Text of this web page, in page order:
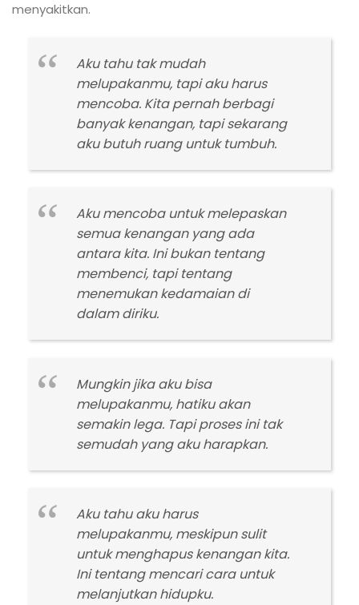
menyakitkan.
Aku tahu tak mudah
melupakanmu, tapi aku harus
mencoba. Kita pernah berbagi
banyak kenangan, tapi sekarang
aku butuh ruang untuk tumbuh.
Aku mencoba untuk melepaskan
semua kenangan yang ada
antara kita. Ini bukan tentang
membenci, tapi tentang
menemukan kedamaian di
dalam diriku.
Mungkin jika aku bisa
melupakanmu, hatiku akan
semakin lega. Tapi proses ini tak
semudah yang aku harapkan.
Aku tahu aku harus
melupakanmu, meskipun sulit
untuk menghapus kenangan kita.
Ini tentang mencari cara untuk
melanjutkan hidupku.